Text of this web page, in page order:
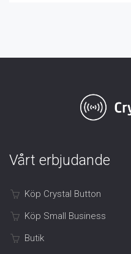
Vårt erbjudande
Köp Crystal Button
Köp Small Business
Butik